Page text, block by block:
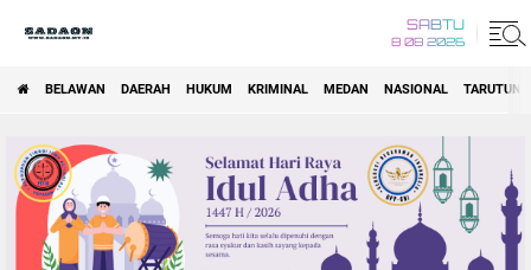
SABTU
8 08 2026
BELAWAN DAERAH HUKUM KRIMINAL MEDAN NASIONAL TARUTUNG